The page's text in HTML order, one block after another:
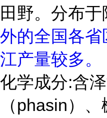
田野。分布于
外的全国各
江产量较多。
化学成分:含
（phasin）